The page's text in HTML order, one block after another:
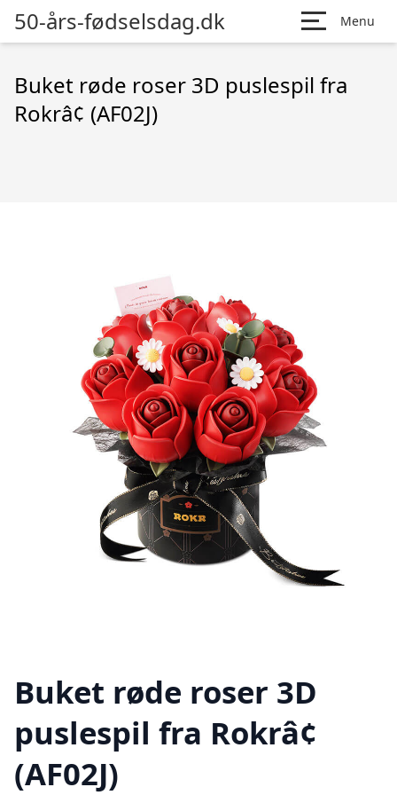
50-års-fødselsdag.dk Menu
Buket røde roser 3D puslespil fra
Rokrâ¢ (AF02J)
Buket røde roser 3D
puslespil fra Rokrâ¢
(AF02J)